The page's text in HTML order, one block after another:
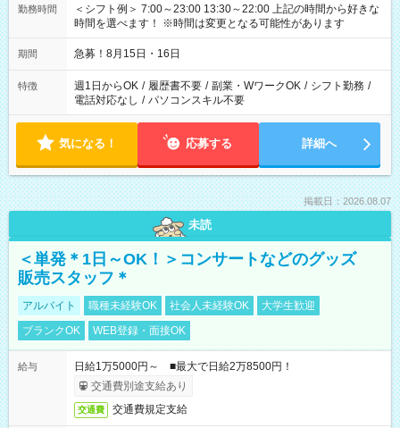
勤務時間
＜シフト例＞ 7:00～23:00 13:30～22:00 上記の時間から好きな
時間を選べます！ ※時間は変更となる可能性があります
期間 急募！8月15日・16日
特徴 週1日からOK / 履歴書不要 / 副業・WワークOK / シフト勤務 /
電話対応なし / パソコンスキル不要
気になる！ 応募する 詳細へ
掲載日：2026.08.07
未読
＜単発＊1日～OK！＞コンサートなどのグッズ
販売スタッフ＊
アルバイト 職種未経験OK 社会人未経験OK
大学生歓迎
ブランクOK
WEB登録・面接OK
給与
日給1万5000円～ ■最大で日給2万8500円！
交通費別途支給あり
交通費 交通費規定支給